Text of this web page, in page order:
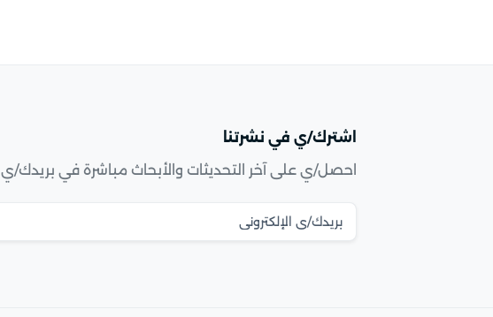
اشترك/ي في نشرتنا
احصل/ي على آخر التحديثات والأبحاث مباشرة في بريدك/ي